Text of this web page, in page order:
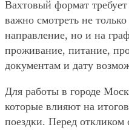
Вахтовый формат
важно смотреть не
направление, но и на
проживание, питание,
документам и дату
Для работы в городе
которые влияют на
поездки. Перед откликом